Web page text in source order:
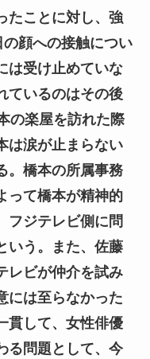
たことに対し、強
の顔への接触につい
は受け止めていな
ているのはその後
の楽屋を訪れた際
は涙が止まらない
。橋本の所属事務
って橋本が精神的
フジテレビ側に問
いう。また、佐藤
レビが仲介を試み
には至らなかった
貫して、女性俳優
る問題として、今